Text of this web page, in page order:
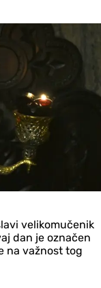
velikomučenik
dan je označen
na važnost tog